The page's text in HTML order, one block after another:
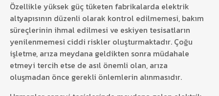
Özellikle yüksek güç tüketen fabrikalarda elektrik
altyapısının düzenli olarak kontrol edilmemesi, bakım
süreçlerinin ihmal edilmesi ve eskiyen tesisatların
yenilenmemesi ciddi riskler oluşturmaktadır. Çoğu
işletme, arıza meydana geldikten sonra müdahale
etmeyi tercih etse de asıl önemli olan, arıza
oluşmadan önce gerekli önlemlerin alınmasıdır.